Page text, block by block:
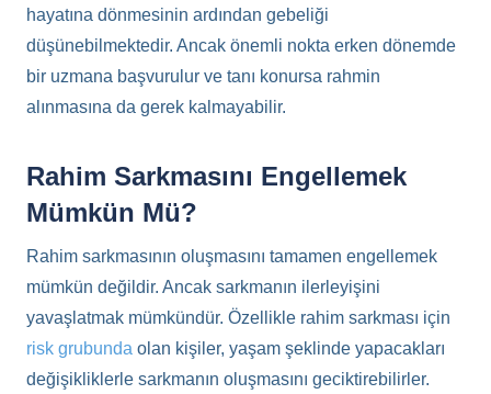
hayatına dönmesinin ardından gebeliği
düşünebilmektedir. Ancak önemli nokta erken dönemde
bir uzmana başvurulur ve tanı konursa rahmin
alınmasına da gerek kalmayabilir.
Rahim Sarkmasını Engellemek
Mümkün Mü?
Rahim sarkmasının oluşmasını tamamen engellemek
mümkün değildir. Ancak sarkmanın ilerleyişini
yavaşlatmak mümkündür. Özellikle rahim sarkması için
risk grubunda olan kişiler, yaşam şeklinde yapacakları
değişikliklerle sarkmanın oluşmasını geciktirebilirler.